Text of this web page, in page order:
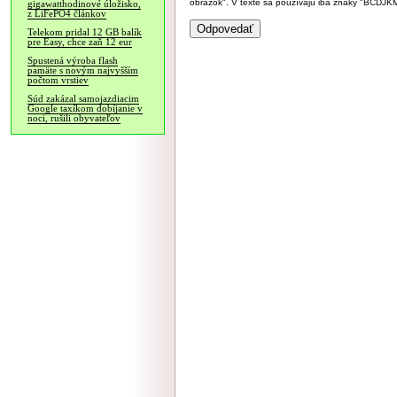
gigawatthodinové úložisko,
z LiFePO4 článkov
Telekom pridal 12 GB balík
pre Easy, chce zaň 12 eur
Spustená výroba flash
pamäte s novým najvyšším
počtom vrstiev
Súd zakázal samojazdiacim
Google taxíkom dobíjanie v
noci, rušili obyvateľov
obrázok". V texte sa používajú iba znaky